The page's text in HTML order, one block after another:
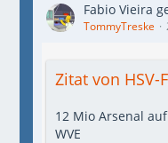
Fabio Vieira
TommyTreske
Zitat von HSV-
12 Mio Arsenal
WVE